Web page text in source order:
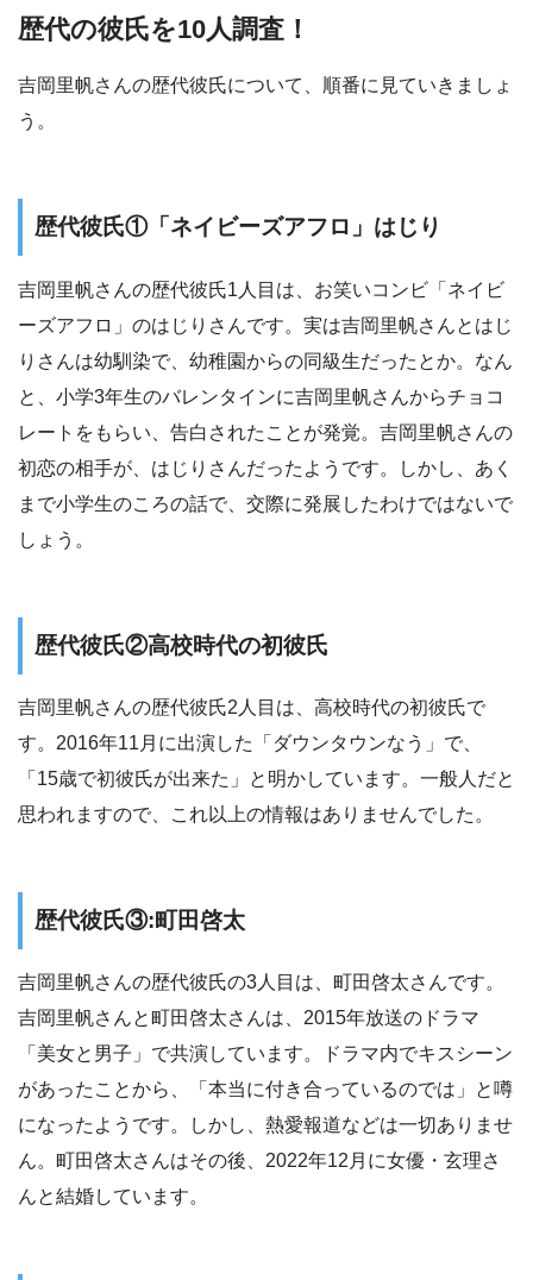
歴代の彼氏を10人調査！
吉岡里帆さんの歴代彼氏について、順番に見ていきましょ
う。
歴代彼氏①「ネイビーズアフロ」はじり
吉岡里帆さんの歴代彼氏1人目は、お笑いコンビ「ネイビ
ーズアフロ」のはじりさんです。実は吉岡里帆さんとはじ
りさんは幼馴染で、幼稚園からの同級生だったとか。なん
と、小学3年生のバレンタインに吉岡里帆さんからチョコ
レートをもらい、告白されたことが発覚。吉岡里帆さんの
初恋の相手が、はじりさんだったようです。しかし、あく
まで小学生のころの話で、交際に発展したわけではないで
しょう。
歴代彼氏②高校時代の初彼氏
吉岡里帆さんの歴代彼氏2人目は、高校時代の初彼氏で
す。2016年11月に出演した「ダウンタウンなう」で、
「15歳で初彼氏が出来た」と明かしています。一般人だと
思われますので、これ以上の情報はありませんでした。
歴代彼氏③:町田啓太
吉岡里帆さんの歴代彼氏の3人目は、町田啓太さんです。
吉岡里帆さんと町田啓太さんは、2015年放送のドラマ
「美女と男子」で共演しています。ドラマ内でキスシーン
があったことから、「本当に付き合っているのでは」と噂
になったようです。しかし、熱愛報道などは一切ありませ
ん。町田啓太さんはその後、2022年12月に女優・玄理さ
んと結婚しています。